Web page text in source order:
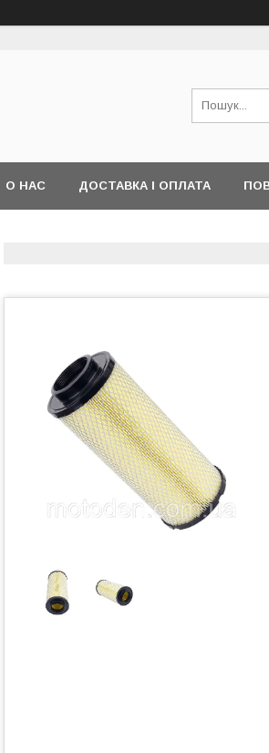
О НАС ДОСТАВКА І ОПЛАТА